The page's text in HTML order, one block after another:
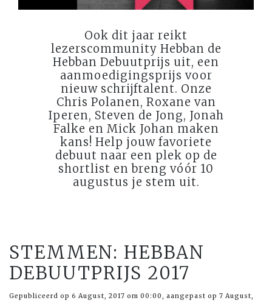
Ook dit jaar reikt
lezerscommunity Hebban de
Hebban Debuutprijs uit, een
aanmoedigingsprijs voor
nieuw schrijftalent. Onze
Chris Polanen, Roxane van
Iperen, Steven de Jong, Jonah
Falke en Mick Johan maken
kans! Help jouw favoriete
debuut naar een plek op de
shortlist en breng vóór 10
augustus je stem uit.
STEMMEN: HEBBAN
DEBUUTPRIJS 2017
Gepubliceerd op 6 August, 2017 om 00:00, aangepast op 7 August,